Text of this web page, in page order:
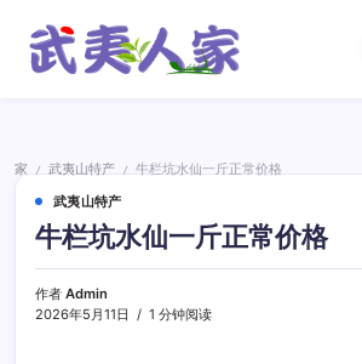
家
家 / 武夷山特产 /
牛栏坑水仙一斤正常价格
武夷山特产
牛栏坑水仙一斤正常价格
作者 Admin
2026年5月11日
1 分钟阅读